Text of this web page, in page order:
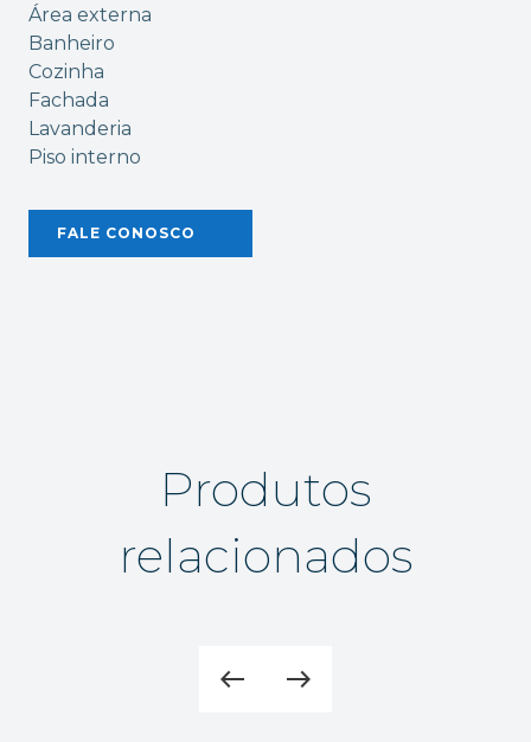
Área externa
Banheiro
Cozinha
Fachada
Lavanderia
Piso interno
FALE CONOSCO
Produtos
relacionados
west east